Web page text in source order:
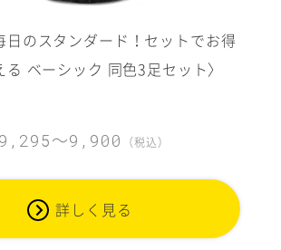
日のスタンダード！セットでお得
ベーシック 同色3足セット〉
～9,900 （税込）
詳しく見る